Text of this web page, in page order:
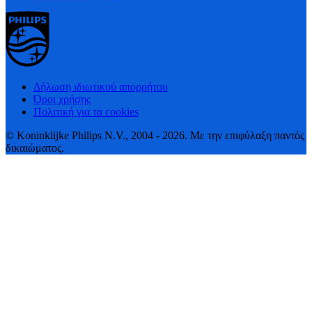
Δήλωση ιδιωτικού απορρήτου
Όροι χρήσης
Πολιτική για τα cookies
© Koninklijke Philips N.V., 2004 - 2026. Με την επιφύλαξη παντός
δικαιώματος.